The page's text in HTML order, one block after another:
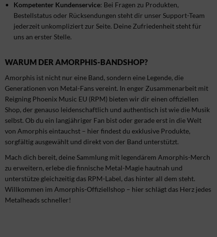
Kompetenter Kundenservice: Bei Fragen zu Produkten,
Bestellstatus oder Rücksendungen steht dir unser Support-Team
jederzeit unkompliziert zur Seite. Deine Zufriedenheit steht für
uns an erster Stelle.
WARUM DER AMORPHIS-BANDSHOP?
Amorphis ist nicht nur eine Band, sondern eine Legende, die
Generationen von Metal-Fans vereint. In enger Zusammenarbeit mit
Reigning Phoenix Music EU (RPM) bieten wir dir einen offiziellen
Shop, der genauso leidenschaftlich und authentisch ist wie die Musik
selbst. Ob du ein langjähriger Fan bist oder gerade erst in die Welt
von Amorphis eintauchst – hier findest du exklusive Produkte,
sorgfältig ausgewählt und direkt von der Band unterstützt.
Mach dich bereit, deine Sammlung mit legendärem Amorphis-Merch
zu erweitern, erlebe die finnische Metal-Magie hautnah und
unterstütze gleichzeitig das RPM-Label, das hinter all dem steht.
Willkommen im Amorphis-Offiziellshop – hier schlägt das Herz jedes
Metalheads schneller!